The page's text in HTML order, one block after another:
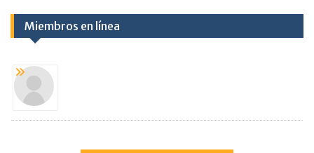
Miembros en línea